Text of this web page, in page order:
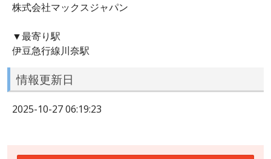
株式会社マックスジャパン
▼最寄り駅
伊豆急行線川奈駅
情報更新日
2025-10-27 06:19:23